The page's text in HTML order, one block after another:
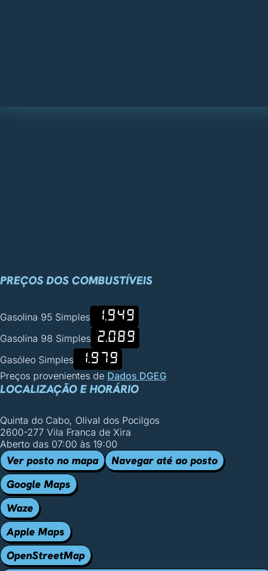
PREÇOS DOS COMBUSTÍVEIS
Gasolina 95 Simples 1.949
Gasolina 98 Simples 2.089
Gasóleo Simples 1.979
Preços provenientes de Dados DGEG
LOCALIZAÇÃO E HORÁRIO
Quinta do Cabo, Olival dos Pocilgos
2600-277 Vila Franca de Xira
Aberto das 07:00 às 19:00
Ver posto no mapa
Navegar até ao posto
Google Maps
Waze
Apple Maps
OpenStreetMap